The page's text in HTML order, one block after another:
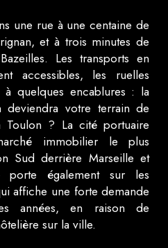
une rue à une centaine de
et à trois minutes de
Les transports en
accessibles, les ruelles
à quelques encablures : la
votre terrain de
Toulon ? La cité portuaire
immobilier le plus
Sud derrière Marseille et
porte également sur les
affiche une forte demande
années, en raison de
sur la ville.